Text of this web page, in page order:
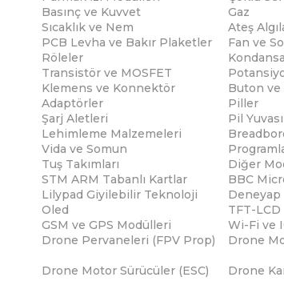
Basınç ve Kuvvet
Gaz
Sıcaklık ve Nem
Ateş
PCB Levha ve Bakır Plaketler
Fan ve
Röleler
Transistör ve MOSFET
Klemens ve Konnektör
Buton ve
Adaptörler
Piller
Şarj Aletleri
Pil Yuvası
Lehimleme Malzemeleri
Vida ve Somun
Tuş Takımları
Diğer
STM ARM Tabanlı Kartlar
BBC
Lilypad Giyilebilir Teknoloji
Deneyap
Oled
TFT-LCD
GSM ve GPS Modülleri
Wi-Fi ve
Drone Pervaneleri (FPV Prop)
Drone
Drone Motor Sürücüler (ESC) Drone